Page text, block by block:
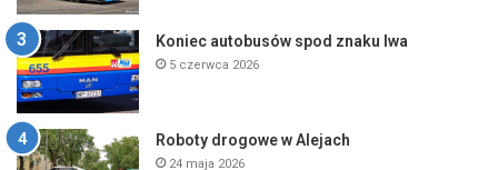
Koniec autobusów spod znaku lwa
5 czerwca 2026
Roboty drogowe w Alejach
24 maja 2026